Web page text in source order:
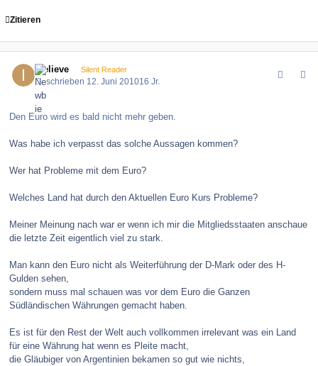
Zitieren
ibelieve Silent Reader
Geschrieben 12. Juni 201016 Jr.
Den Euro wird es bald nicht mehr geben.
Was habe ich verpasst das solche Aussagen kommen?
Wer hat Probleme mit dem Euro?
Welches Land hat durch den Aktuellen Euro Kurs Probleme?
Meiner Meinung nach war er wenn ich mir die Mitgliedsstaaten anschaue
die letzte Zeit eigentlich viel zu stark.
Man kann den Euro nicht als Weiterführung der D-Mark oder des H-
Gulden sehen,
sondern muss mal schauen was vor dem Euro die Ganzen
Südländischen Währungen gemacht haben.
Es ist für den Rest der Welt auch vollkommen irrelevant was ein Land
für eine Währung hat wenn es Pleite macht,
die Gläubiger von Argentinien bekamen so gut wie nichts,